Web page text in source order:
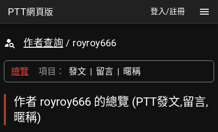
PTT網頁版 登入/註冊
作者查詢 / royroy666
總覽 項目： 發文 | 留言 | 暱稱
作者 royroy666 的總覽 (PTT發文,留言,
暱稱)